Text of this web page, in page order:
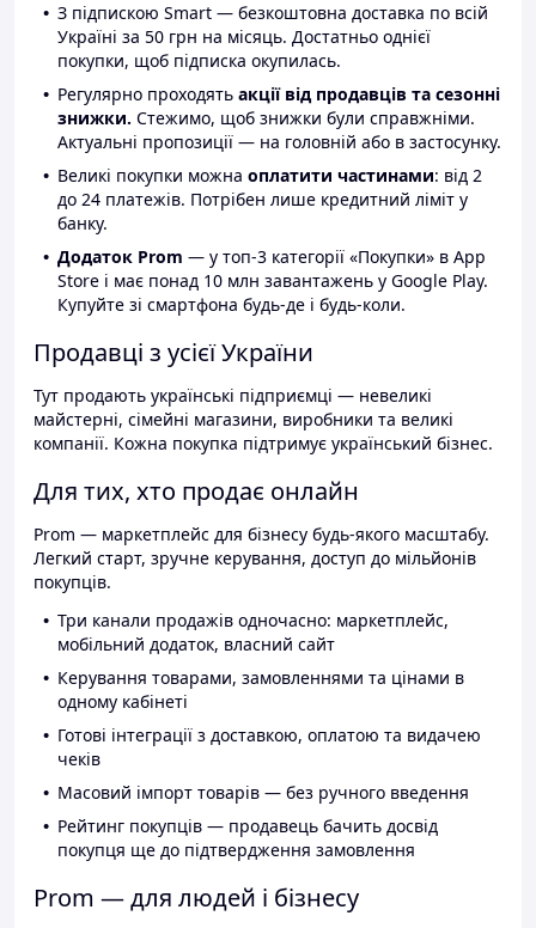
З підпискою Smart — безкоштовна доставка по всій
Україні за 50 грн на місяць. Достатньо однієї
покупки, щоб підписка окупилась.
Регулярно проходять акції від продавців та сезонні
знижки. Стежимо, щоб знижки були справжніми.
Актуальні пропозиції — на головній або в застосунку.
Великі покупки можна оплатити частинами: від 2
до 24 платежів. Потрібен лише кредитний ліміт у
банку.
Додаток Prom — у топ-3 категорії «Покупки» в App
Store і має понад 10 млн завантажень у Google Play.
Купуйте зі смартфона будь-де і будь-коли.
Продавці з усієї України
Тут продають українські підприємці — невеликі
майстерні, сімейні магазини, виробники та великі
компанії. Кожна покупка підтримує український бізнес.
Для тих, хто продає онлайн
Prom — маркетплейс для бізнесу будь-якого масштабу.
Легкий старт, зручне керування, доступ до мільйонів
покупців.
Три канали продажів одночасно: маркетплейс,
мобільний додаток, власний сайт
Керування товарами, замовленнями та цінами в
одному кабінеті
Готові інтеграції з доставкою, оплатою та видачею
чеків
Масовий імпорт товарів — без ручного введення
Рейтинг покупців — продавець бачить досвід
покупця ще до підтвердження замовлення
Prom — для людей і бізнесу